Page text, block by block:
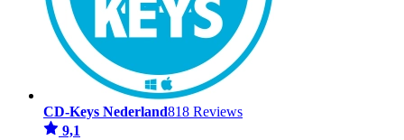
CD-Keys Nederland818 Reviews
9,1